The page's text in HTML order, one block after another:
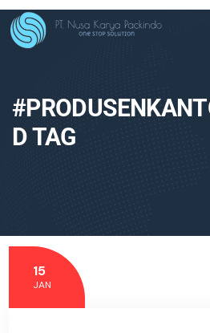
D TAG
15
JAN